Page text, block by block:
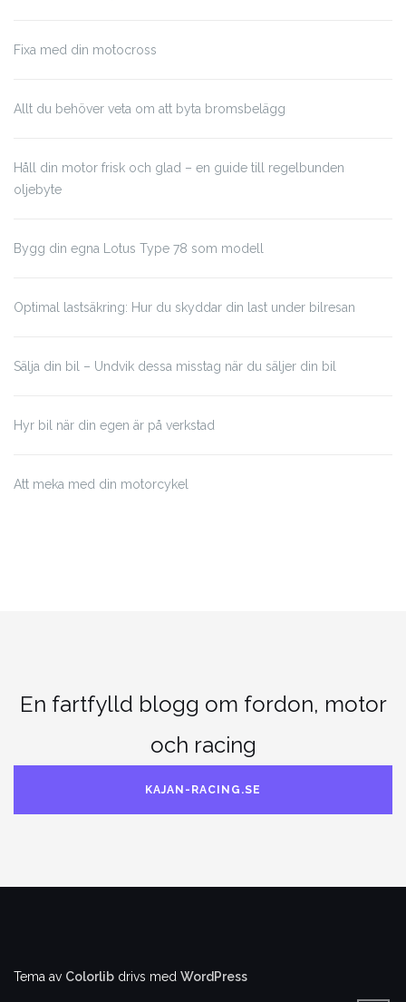
Fixa med din motocross
Allt du behöver veta om att byta bromsbelägg
Håll din motor frisk och glad – en guide till regelbunden
oljebyte
Bygg din egna Lotus Type 78 som modell
Optimal lastsäkring: Hur du skyddar din last under bilresan
Sälja din bil – Undvik dessa misstag när du säljer din bil
Hyr bil när din egen är på verkstad
Att meka med din motorcykel
En fartfylld blogg om fordon, motor
och racing
KAJAN-RACING.SE
Tema av Colorlib drivs med WordPress